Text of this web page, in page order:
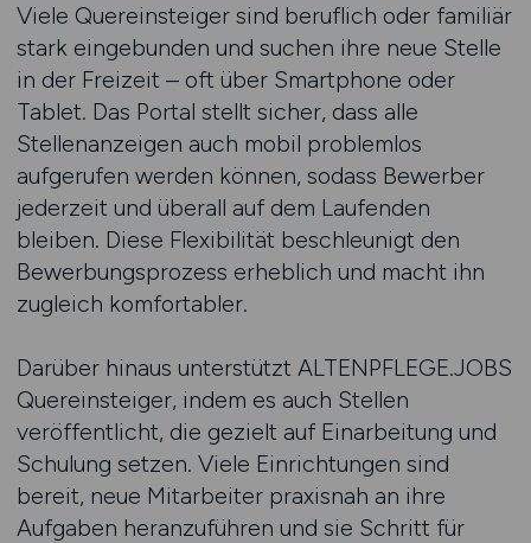
Viele Quereinsteiger sind beruflich oder familiär
stark eingebunden und suchen ihre neue Stelle
in der Freizeit – oft über Smartphone oder
Tablet. Das Portal stellt sicher, dass alle
Stellenanzeigen auch mobil problemlos
aufgerufen werden können, sodass Bewerber
jederzeit und überall auf dem Laufenden
bleiben. Diese Flexibilität beschleunigt den
Bewerbungsprozess erheblich und macht ihn
zugleich komfortabler.
Darüber hinaus unterstützt ALTENPFLEGE.JOBS
Quereinsteiger, indem es auch Stellen
veröffentlicht, die gezielt auf Einarbeitung und
Schulung setzen. Viele Einrichtungen sind
bereit, neue Mitarbeiter praxisnah an ihre
Aufgaben heranzuführen und sie Schritt für